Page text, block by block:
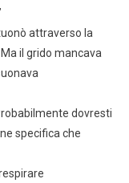
attraverso la
il grido mancava
dovresti
specifica che